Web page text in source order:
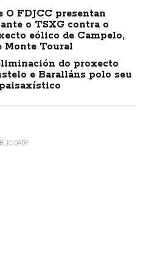
O FDJCC presentan
o TSXG contra o
eólico de Campelo,
Monte Toural
do proxecto
e Baralláns polo seu